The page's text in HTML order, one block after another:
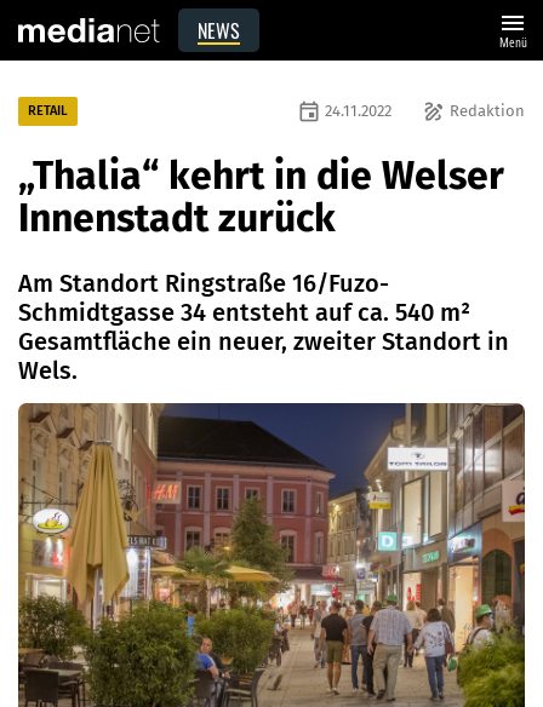
NEWS menu
Menü
RETAIL draw Redaktion
event 24.11.2022
„Thalia“ kehrt in die Welser
Innenstadt zurück
Am Standort Ringstraße 16/Fuzo-
Schmidtgasse 34 entsteht auf ca. 540 m²
Gesamtfläche ein neuer, zweiter Standort in
Wels.